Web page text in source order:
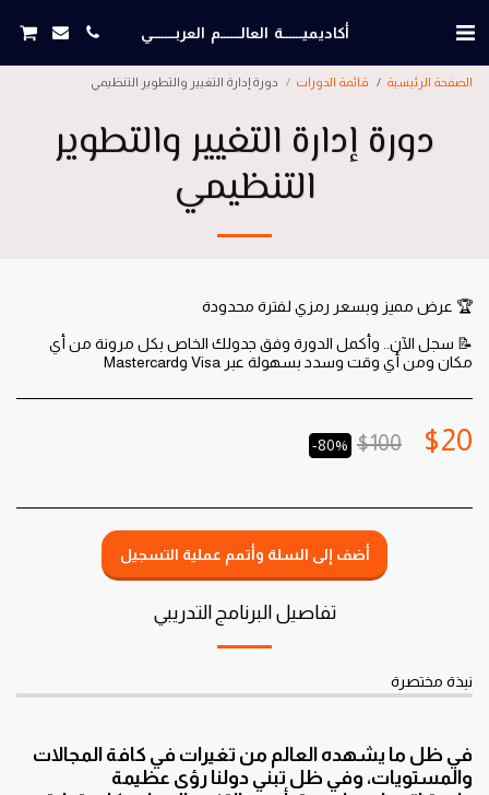
أكاديميــــــة العالــــــم العربـــــــي
الصفحة الرئيسية قائمة الدورات دورة إدارة التغيير والتطوير التنظيمي
دورة إدارة التغيير والتطوير
التنظيمي
📝 سجل الآن.. وأكمل الدورة وفق جدولك الخاص بكل مرونة من أي
مكان ومن أي وقت وسدد بسهولة عبر Visa وMastercard
$20
$100
-80%
أضف إلى السلة وأتمم عملية التسجيل
تفاصيل البرنامج التدريبي
نبذة مختصرة
في ظل ما يشهده العالم من تغيرات في كافة المجالات
والمستويات، وفي ظل تبني دولنا رؤى عظيمة